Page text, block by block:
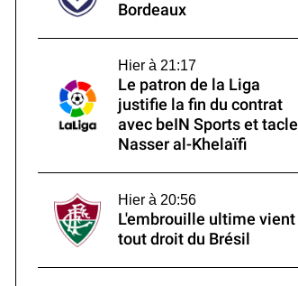
Bordeaux
Hier à 21:17
Le patron de la Liga
justifie la fin du contrat
avec beIN Sports et tacle
Nasser al-Khelaïfi
Hier à 20:56
L'embrouille ultime vient
tout droit du Brésil